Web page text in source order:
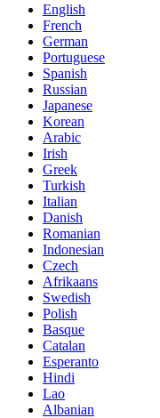
English
French
German
Portuguese
Spanish
Russian
Japanese
Korean
Arabic
Irish
Greek
Turkish
Italian
Danish
Romanian
Indonesian
Czech
Afrikaans
Swedish
Polish
Basque
Catalan
Esperanto
Hindi
Lao
Albanian